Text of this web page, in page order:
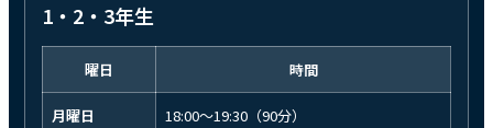
1・2・3年生
曜日 時間
月曜日 18:00〜19:30（90分）